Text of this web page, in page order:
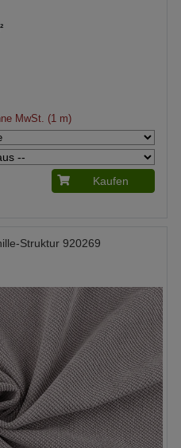
MwSt. (1 m)
Kaufen
Struktur 920269